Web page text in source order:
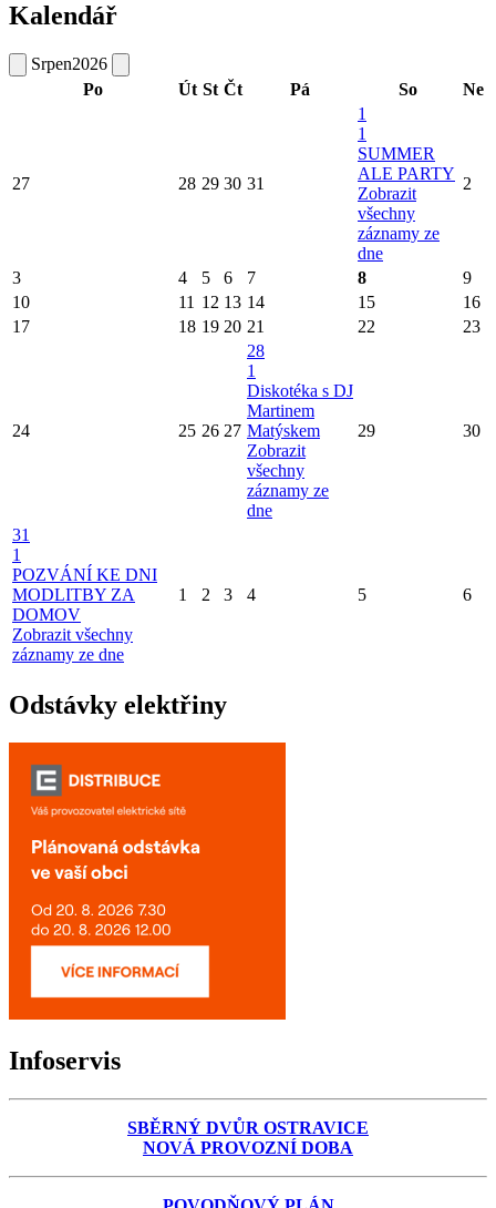
Kalendář
Srpen2026
Po
Út St Čt Pá So Ne
27 28 29 30 31
1
1
SUMMER
ALE PARTY
Zobrazit
všechny
záznamy ze
dne
2
3 4 5 6 7 8
9
10
11 12 13 14 15
16
17
18 19 20 21 22 23
24 25 26 27
28
1
Diskotéka s DJ
Martinem
Matýskem
Zobrazit
všechny
záznamy ze
dne
29 30
31
1
POZVÁNÍ KE DNI
MODLITBY ZA
DOMOV
Zobrazit všechny
záznamy ze dne
1 2 3 4 5 6
Odstávky elektřiny
Infoservis
SBĚRNÝ DVŮR OSTRAVICE
NOVÁ PROVOZNÍ DOBA